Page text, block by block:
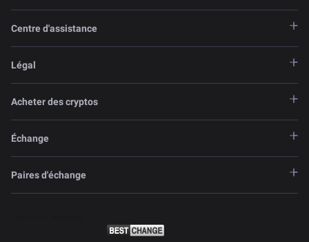
Centre d'assistance
Légal
Acheter des cryptos
Échange
Paires d'échange